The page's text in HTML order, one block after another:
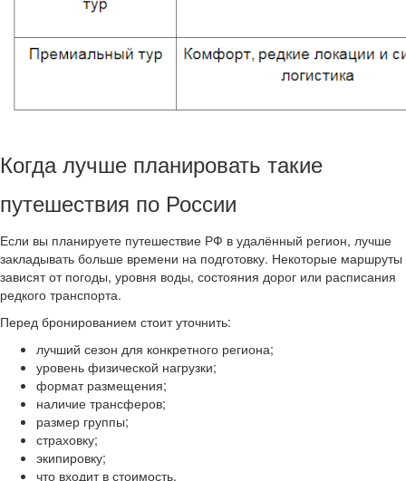
Когда лучше планировать такие
путешествия по России
Если вы планируете путешествие РФ в удалённый регион, лучше
закладывать больше времени на подготовку. Некоторые маршруты
зависят от погоды, уровня воды, состояния дорог или расписания
редкого транспорта.
Перед бронированием стоит уточнить:
лучший сезон для конкретного региона;
уровень физической нагрузки;
формат размещения;
наличие трансферов;
размер группы;
страховку;
экипировку;
что входит в стоимость.